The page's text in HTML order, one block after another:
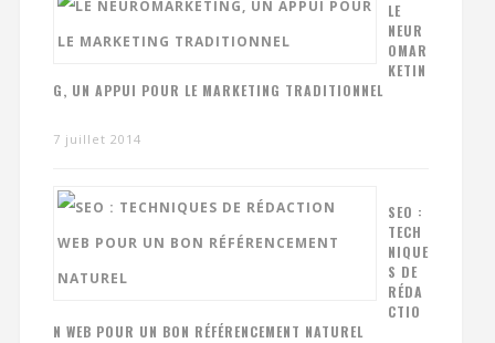
LE
NEUR
OMAR
KETIN
G, UN APPUI POUR LE MARKETING TRADITIONNEL
7 juillet 2014
SEO :
TECH
NIQUE
S DE
RÉDA
CTIO
N WEB POUR UN BON RÉFÉRENCEMENT NATUREL